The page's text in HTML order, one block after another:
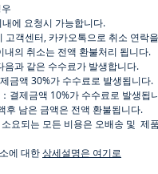
내에 요청시 가능합니다.
고객센터 카카오톡으로 취소 연락을
내의 취소는 전액 환불처리 됩니다.
음과 같은 수수료가 발생합니다.
금액 30%가 수수료로 발생됩니다.
： 결제금액 10%가 수수료로 발생됩
후 남은 금액은 전액 환불됩니다.
소요되는 모든 비용은 오배송 및 제
에 대한상세설명은 여기로